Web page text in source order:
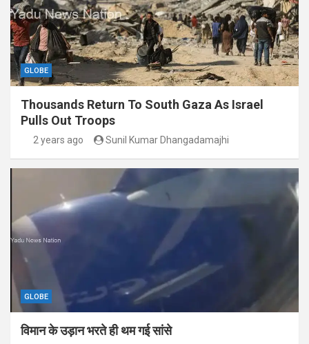
GLOBE
Thousands Return To South Gaza As Israel
Pulls Out Troops
2 years ago Sunil Kumar Dhangadamajhi
GLOBE
विमान के उड़ान भरते ही थम गई सांसे